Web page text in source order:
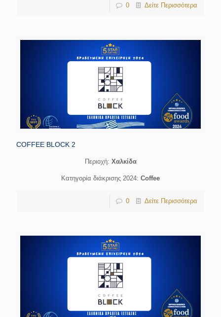
0 Δείτε Περισσότερα
COFFEE BLOCK 2
Περιοχή: Χαλκίδα
Κατηγορία διάκρισης 2024: Coffee
0 Δείτε Περισσότερα